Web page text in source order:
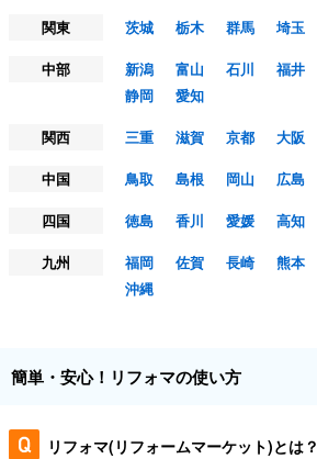
関東
茨城 栃木 群馬 埼玉
中部
新潟 富山 石川 福井
静岡
愛知
関西
三重 滋賀 京都 大阪
中国
鳥取 島根 岡山 広島
四国
徳島 香川 愛媛
高知
九州
福岡 佐賀 長崎 熊本
沖縄
簡単・安心！リフォマの使い方
リフォマ(リフォームマーケット)とは？